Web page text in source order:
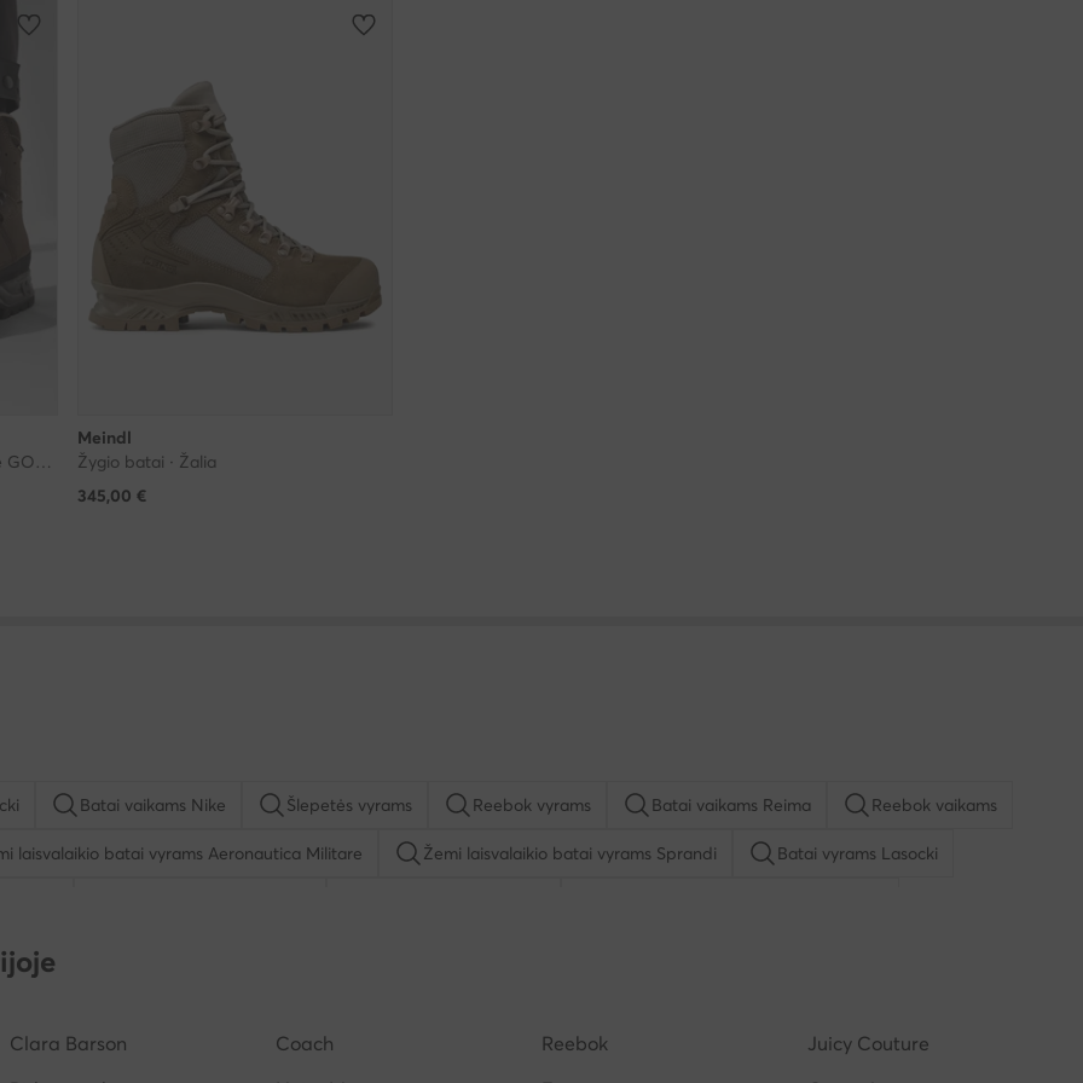
Turistiniai batai · Island Mfs Active GORE-TEX 2816 680139-2 · Ruda
Meindl
Žygio batai · Žalia
345,00 €
Batai vaikams Nike Šlepetės vyrams Reebok vyrams Batai vaikams Reima Reebok vaikams
laisvalaikio batai vyrams Aeronautica Militare Žemi laisvalaikio batai vyrams Sprandi Batai vyrams Lasocki
vyrams
Clara Barson Coach Reebok
Juicy Couture